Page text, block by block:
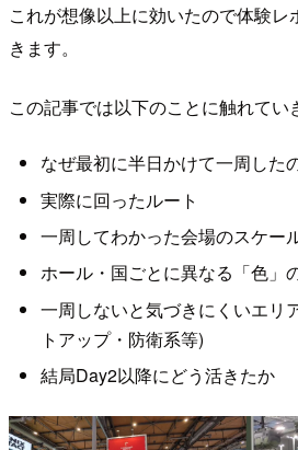
これが想像以上に効いたので体験
きます。
この記事では以下のことに触れてい
なぜ最初に半日かけて一周した
実際に回ったルート
一周してわかった会場のスケー
ホール・国ごとに異なる「色」
一周しないと気づきにくいエリ
トアップ・防衛系等)
結局Day2以降にどう活きたか